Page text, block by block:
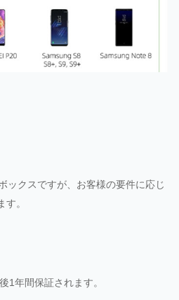
クスですが、お客様の要件に応じ
。
年間保証されます。